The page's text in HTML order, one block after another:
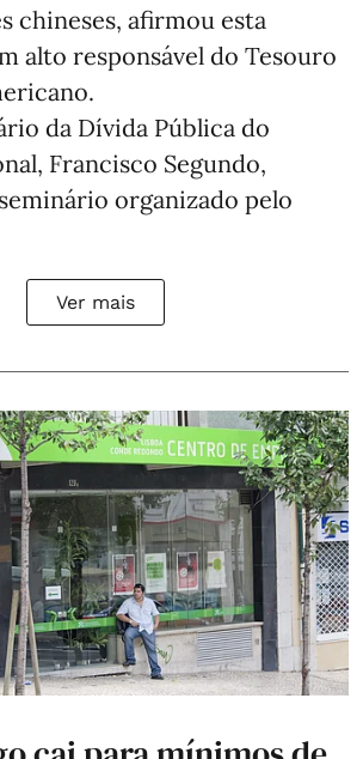
chineses, afirmou esta
alto responsável do Tesouro
da Dívida Pública do
Francisco Segundo,
organizado pelo
Ver mais